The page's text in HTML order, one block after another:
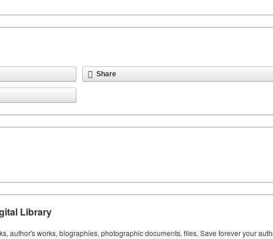
Share
Library
author's works, biographies, photographic documents, files. Save forever your